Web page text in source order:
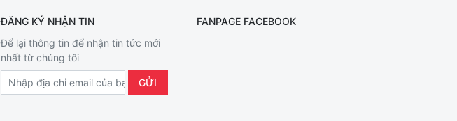
ĐĂNG KÝ NHẬN TIN
Để lại thông tin để nhận tin tức mới
nhất từ chúng tôi
FANPAGE FACEBOOK